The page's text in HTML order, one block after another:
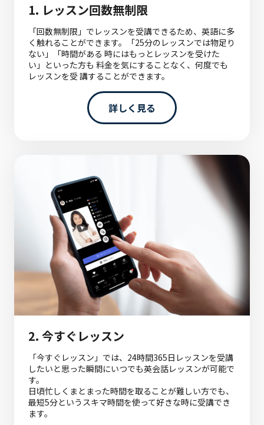
1. レッスン回数無制限
「回数無制限」でレッスンを受講できるため、英語に多
く触れることができます。
「25分のレッスンでは物足り
ない」「時間がある 時にはもっとレッスンを受けた
い」といった方も 料金を気にすることなく、何度でも
レッスンを受 講することができます。
詳しく見る
2. 今すぐレッスン
「今すぐレッスン」では、24時間365日レッスンを受講
したいと思った瞬間にいつでも英会話レッスンが可能で
す。
日頃忙しくまとまった時間を取ることが難しい方でも、
最短5分というスキマ時間を使って好きな時に受講でき
ます。